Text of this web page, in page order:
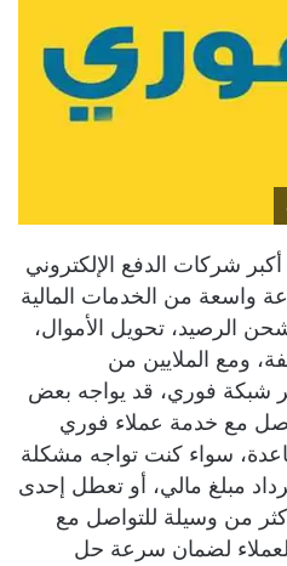
شركات الدفع الإلكتروني
من الخدمات المالية
الرصيد، تحويل الأموال،
ومع الملايين من
شبكة فوري، قد يواجه بعض
مع خدمة عملاء فوري
سواء كنت تواجه مشكلة
مبلغ مالي، أو تعطل إحدى
من وسيلة للتواصل مع
لضمان سرعة حل